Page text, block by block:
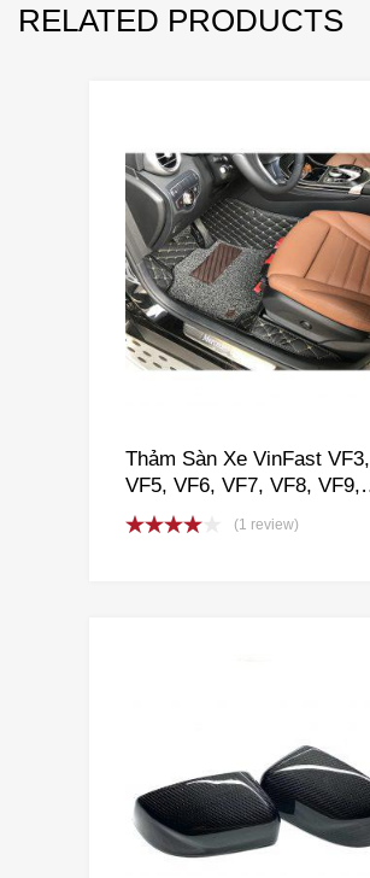
RELATED PRODUCTS
Thảm Sàn Xe VinFast VF3,
VF5, VF6, VF7, VF8, VF9,
VFe34
(1 review)